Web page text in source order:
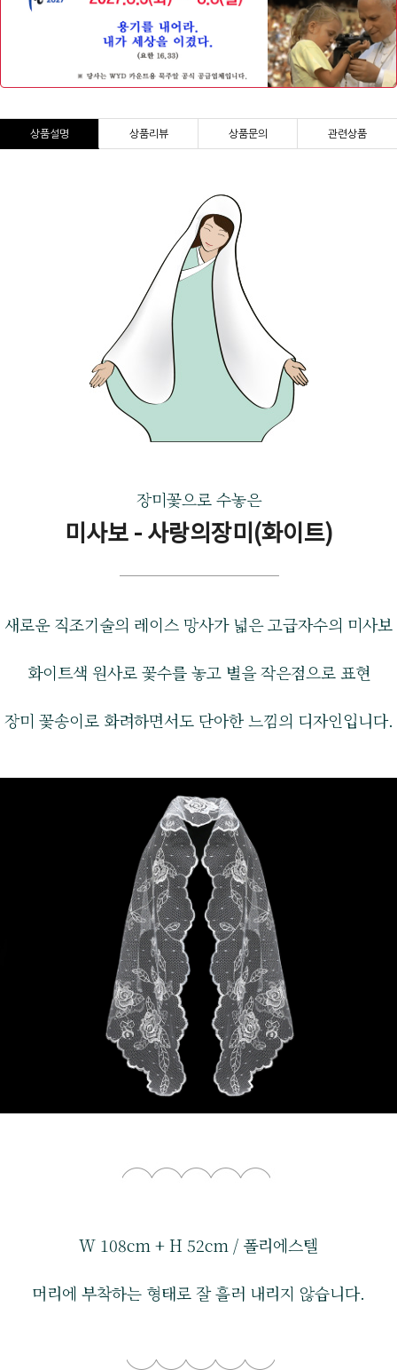
상품설명 상품리뷰 상품문의 관련상품
장미꽃으로 수놓은
미사보 - 사랑의장미(화이트)
새로운 직조기술의 레이스 망사가 넓은 고급자수의 미사보
화이트색 원사로 꽃수를 놓고 별을 작은점으로 표현
장미 꽃송이로 화려하면서도 단아한 느낌의 디자인입니다.
W 108cm + H 52cm / 폴리에스텔
머리에 부착하는 형태로 잘 흘러 내리지 않습니다.